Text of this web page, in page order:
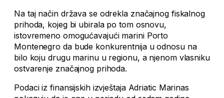
Na taj način država se odrekla značajnog fiskalnog
prihoda, kojeg bi ubirala po tom osnovu,
istovremeno omogućavajući marini Porto
Montenegro da bude konkurentnija u odnosu na
bilo koju drugu marinu u regionu, a njenom vlasniku
ostvarenje značajnog prihoda.
Podaci iz finansijskih izvještaja Adriatic Marinas